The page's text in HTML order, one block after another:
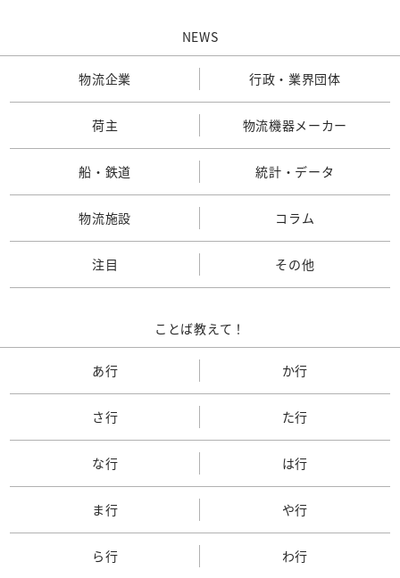
NEWS
物流企業 行政・業界団体
荷主 物流機器メーカー
船・鉄道 統計・データ
物流施設 コラム
注目 その他
ことば教えて！
あ行 か行
さ行 た行
な行 は行
ま行 や行
ら行 わ行